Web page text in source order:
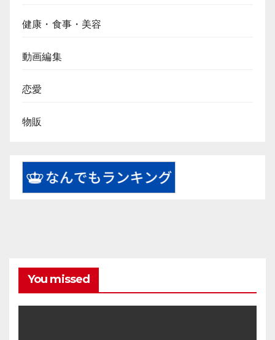
健康・食事・美容
動画編集
恋愛
物販
You missed